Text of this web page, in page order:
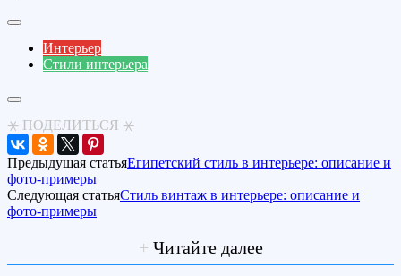
Интерьер
Стили интерьера
⚹ ПОДЕЛИТЬСЯ ⚹
Предыдущая статьяЕгипетский стиль в интерьере: описание и
фото-примеры
Следующая статьяСтиль винтаж в интерьере: описание и
фото-примеры
+ Читайте далее